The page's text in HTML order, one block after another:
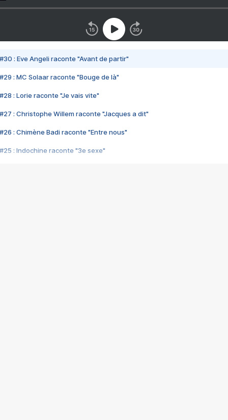
#30 : Eve Angeli raconte "Avant de partir"
#29 : MC Solaar raconte "Bouge de là"
#28 : Lorie raconte "Je vais vite"
#27 : Christophe Willem raconte "Jacques a dit"
#26 : Chimène Badi raconte "Entre nous"
#25 : Indochine raconte "3e sexe"